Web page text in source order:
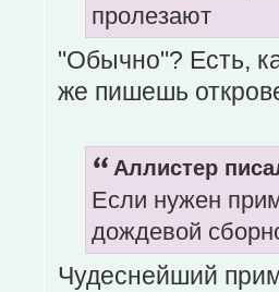
пролезают
"Обычно"? Есть,
же пишешь
Аллистер
Если нужен
дождевой
Чудеснейший